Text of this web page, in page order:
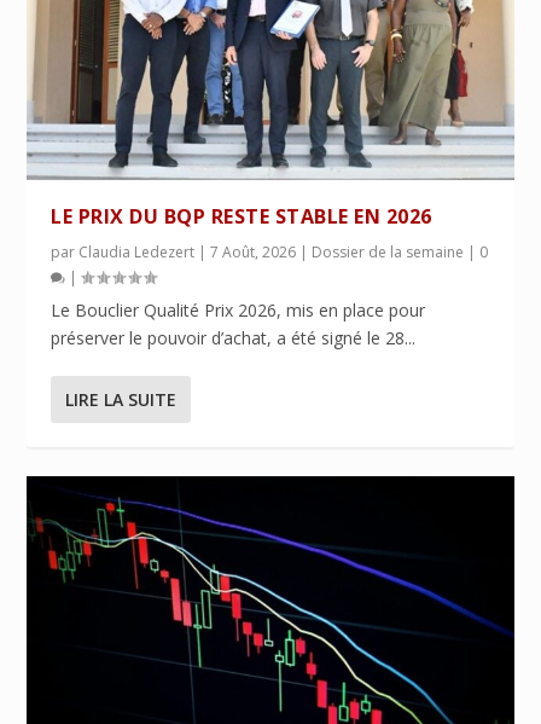
LE PRIX DU BQP RESTE STABLE EN 2026
par Claudia Ledezert |7 Août, 2026 | Dossier de la semaine | 0
|
Le Bouclier Qualité Prix 2026, mis en place pour
préserver le pouvoir d’achat, a été signé le 28...
LIRE LA SUITE